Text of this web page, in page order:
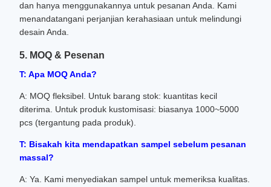
dan hanya menggunakannya untuk pesanan Anda. Kami
menandatangani perjanjian kerahasiaan untuk melindungi
desain Anda.
5. MOQ & Pesenan
T: Apa MOQ Anda?
A: MOQ fleksibel. Untuk barang stok: kuantitas kecil
diterima. Untuk produk kustomisasi: biasanya 1000~5000
pcs (tergantung pada produk).
T: Bisakah kita mendapatkan sampel sebelum pesanan
massal?
A: Ya. Kami menyediakan sampel untuk memeriksa kualitas.